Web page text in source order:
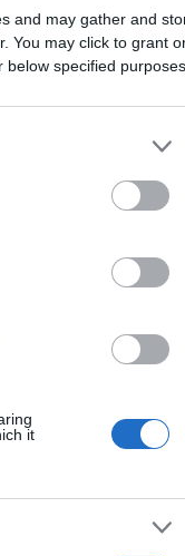
and may gather and
You may click to grant
below specified purposes
it
2
3
4
5